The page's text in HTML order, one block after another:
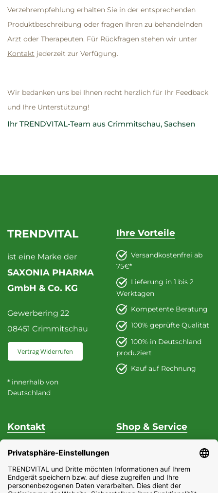
Verzehrempfehlung erhalten Sie in der entsprechenden
Produktbeschreibung oder fragen Ihren zu behandelnden
Arzt oder Therapeuten. Für Rückfragen stehen wir unter
Kontakt jederzeit zur Verfügung.
Wir bedanken uns bei Ihnen recht herzlich für Ihr Feedback
und Ihre Unterstützung!
Ihr TRENDVITAL-Team aus Crimmitschau, Sachsen
TRENDVITAL
ist eine Marke der
SAXONIA PHARMA
GmbH & Co. KG
Gewerbering 22
08451 Crimmitschau
Vertrag Widerrufen
* innerhalb von
Deutschland
Ihre Vorteile
Versandkostenfrei ab
75€*
Lieferung in 1 bis 2
Werktagen
Kompetente Beratung
100% geprüfte Qualität
100% in Deutschland
produziert
Kauf auf Rechnung
Kontakt
Unterstützung & Beratung
Fon +49 (0) 37 62 / 95 71 25
Fax+49 (0) 37 62 / 95 71 29
Shop & Service
Datenschutz
Widerrufsrecht